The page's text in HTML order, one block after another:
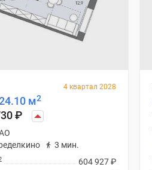
4 квартал 2028
м2
₽
3 мин.
604 927₽